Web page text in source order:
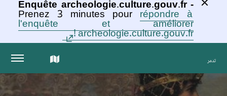
Enquête archeologie.culture.gouv.fr -
Prenez 3 minutes pour répondre à
l'enquête et améliorer
archeologie.culture.gouv.fr !
تدمر الخريطة
التفاعلية